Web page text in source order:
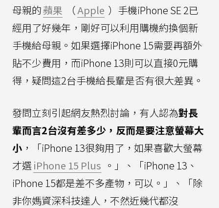
母親的蘋果 （Apple ）手機iPhone SE 2已
經用了好幾年，剛好可以利用購機約換個新
手機給母親。如果選擇iPhone 15需要再額外
貼不少費用，而iPhone 13則可以直接0元購
得，疑問這2台手機給長輩是否有很大差異。
發問立刻引起網友熱烈討論，有人認為對長
輩而言2台沒有差多少，反而是要注意螢幕大
小 ，「iPhone 13很夠用了，如果喜歡大螢幕
才選 iPhone 15 Plus 。」、「iPhone 13、
iPhone 15都是差不多產物，可以。」、「除
非你媽資深科技達人，不然近幾代都沒